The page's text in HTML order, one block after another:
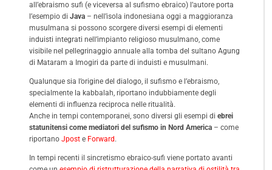
all’ebraismo sufi (e viceversa al sufismo ebraico) l’autore porta
l’esempio di Java – nell’isola indonesiana oggi a maggioranza
musulmana si possono scorgere diversi esempi di elementi
induisti integrati nell’impianto religioso musulmano, come
visibile nel pellegrinaggio annuale alla tomba del sultano Agung
di Mataram a Imogiri da parte di induisti e musulmani.
Qualunque sia l’origine del dialogo, il sufismo e l’ebraismo,
specialmente la kabbalah, riportano indubbiamente degli
elementi di influenza reciproca nelle ritualità.
Anche in tempi contemporanei, sono diversi gli esempi di ebrei
statunitensi come mediatori del sufismo in Nord America – come
riportano Jpost e Forward .
In tempi recenti il sincretismo ebraico-sufi viene portato avanti